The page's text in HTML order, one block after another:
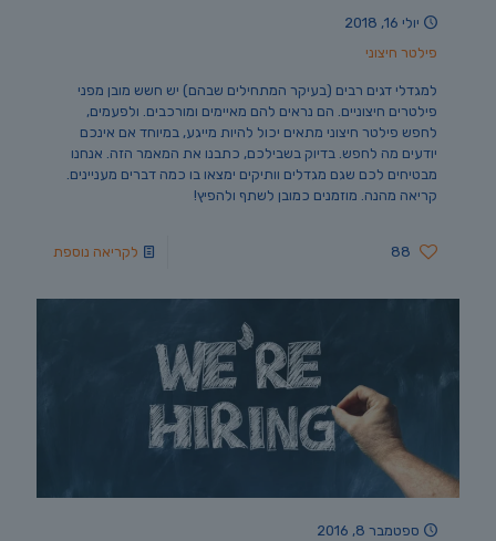
יולי 16, 2018
פילטר חיצוני
למגדלי דגים רבים (בעיקר המתחילים שבהם) יש חשש מובן מפני
פילטרים חיצוניים. הם נראים להם מאיימים ומורכבים. ולפעמים,
לחפש פילטר חיצוני מתאים יכול להיות מייגע, במיוחד אם אינכם
יודעים מה לחפש. בדיוק בשבילכם, כתבנו את המאמר הזה. אנחנו
מבטיחים לכם שגם מגדלים וותיקים ימצאו בו כמה דברים מעניינים.
קריאה מהנה. מוזמנים כמובן לשתף ולהפיץ!
88 לקריאה נוספת
ספטמבר 8, 2016